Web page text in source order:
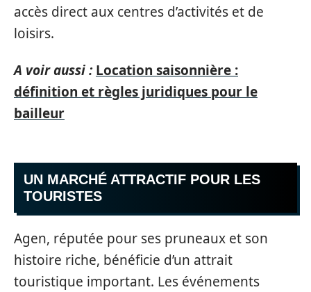
accès direct aux centres d’activités et de
loisirs.
A voir aussi : Location saisonnière :
définition et règles juridiques pour le
bailleur
UN MARCHÉ ATTRACTIF POUR LES
TOURISTES
Agen, réputée pour ses pruneaux et son
histoire riche, bénéficie d’un attrait
touristique important. Les événements